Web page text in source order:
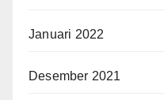
Januari 2022
Desember 2021